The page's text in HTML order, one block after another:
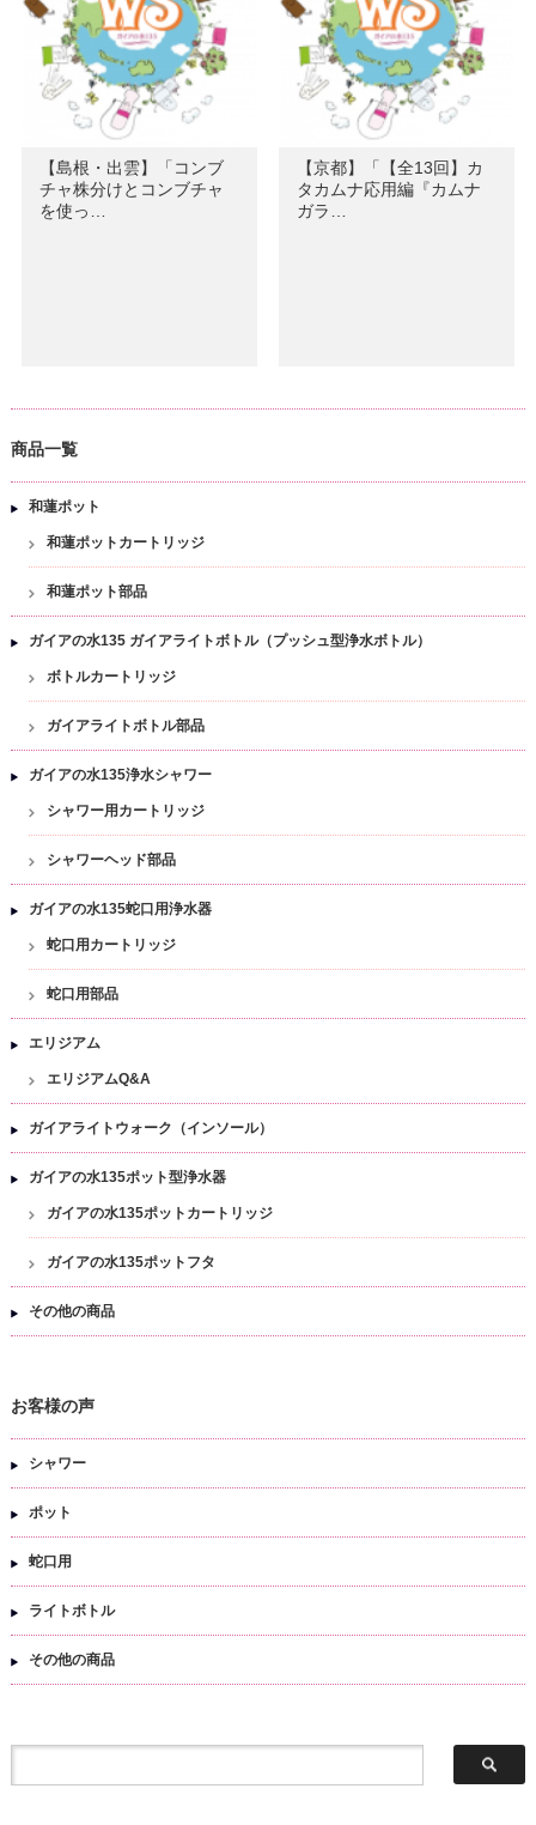
【島根・出雲】「コンブ
チャ株分けとコンブチャ
を使っ…
【京都】「【全13回】カ
タカムナ応用編『カムナ
ガラ…
商品一覧
和蓮ポット
和蓮ポットカートリッジ
和蓮ポット部品
ガイアの水135 ガイアライトボトル（プッシュ型浄水ボトル）
ボトルカートリッジ
ガイアライトボトル部品
ガイアの水135浄水シャワー
シャワー用カートリッジ
シャワーヘッド部品
ガイアの水135蛇口用浄水器
蛇口用カートリッジ
蛇口用部品
エリジアム
エリジアムQ&A
ガイアライトウォーク（インソール）
ガイアの水135ポット型浄水器
ガイアの水135ポットカートリッジ
ガイアの水135ポットフタ
その他の商品
お客様の声
シャワー
ポット
蛇口用
ライトボトル
その他の商品